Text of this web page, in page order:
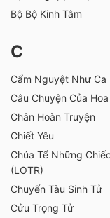
Bộ Bộ Kinh Tâm
C
Cẩm Nguyệt Như Ca
Câu Chuyện Của
Chân Hoàn Truyện
Chiết Yêu
Chúa Tể Những
(LOTR)
Chuyến Tàu Sinh Tử
Cửu Trọng Tử